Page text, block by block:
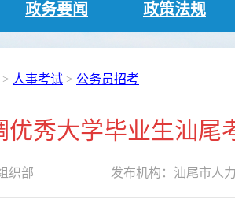
政务要闻 政策法规
> 人事考试 > 公务员招考
优秀大学毕业生汕
织部 发布机构： 汕尾市人